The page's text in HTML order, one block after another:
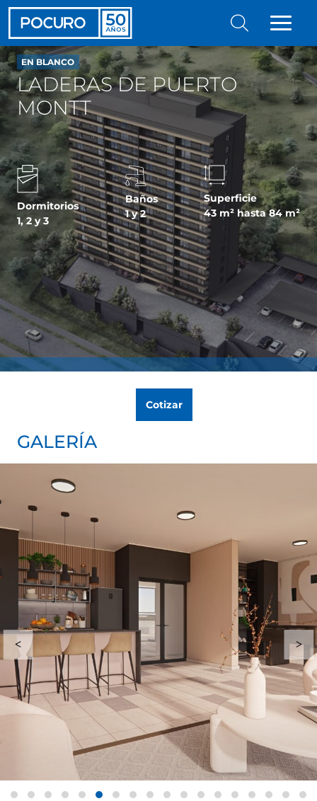
EN BLANCO
LADERAS DE PUERTO
MONTT
Dormitorios
1, 2 y 3
Baños
1 y 2
Superficie
43 m² hasta 84 m²
Cotizar
GALERÍA